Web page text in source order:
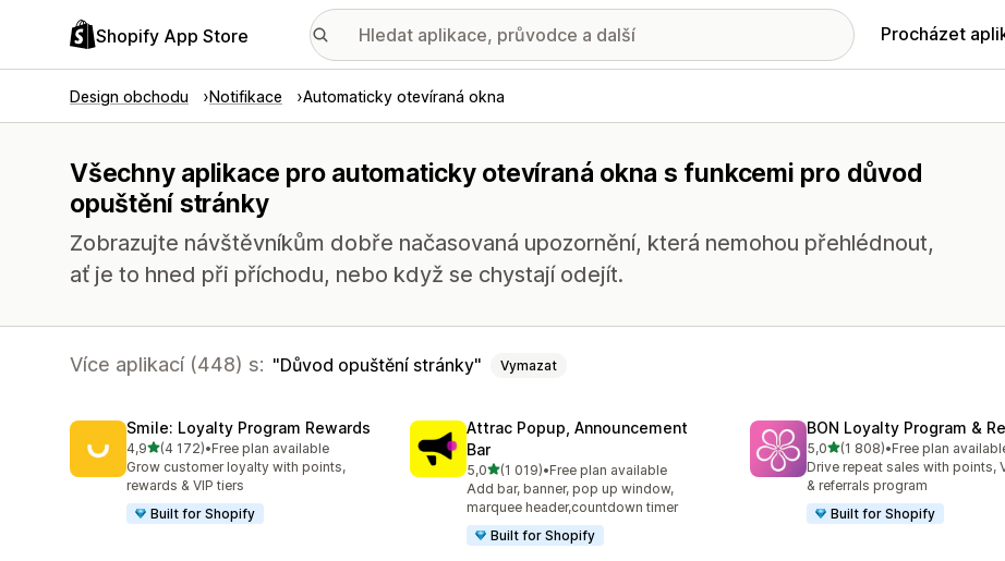
Shopify App Store Procházet
Design obchodu Notifikace Automaticky otevíraná okna
Všechny aplikace pro automaticky otevíraná okna s funkcemi pro důvod
opuštění stránky
Zobrazujte návštěvníkům dobře načasovaná upozornění, která nemohou přehlédnout,
ať je to hned při příchodu, nebo když se chystají odejít.
Více aplikací (448) s: Důvod opuštění stránky Vymazat
Smile: Loyalty Program Rewards
4,9z 5 hvězd
(4 172)
Celkový počet recenzí: 4172
•Free plan available
Grow customer loyalty with points,
rewards & VIP tiers
Built for Shopify
Attrac Popup, Announcement
Bar
5,0z 5 hvězd
(1 019)
Celkový počet recenzí: 1019
•Free plan available
Add bar, banner, pop up window,
marquee header,countdown timer
Built for Shopify
BON Loyalty Program &
5,0z 5 hvězd
(1 808)
Celkový počet recenzí: 1808
•Free plan
Drive repeat sales with points,
& referrals program
Built for Shopify